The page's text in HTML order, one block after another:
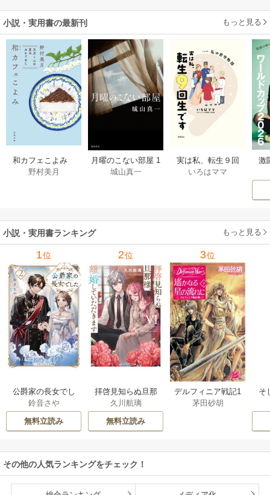
小説・実用書の最新刊 もっと見る
和カフェこよみ
五月くんの夏のお
野村美月
月曜のこない部屋 1
巻
城山真一
実は私、転生９回
生です マンガ
いろはママ
激
小説・実用書ランキング もっと見る
1位
公爵家の長女でし
た
鈴音さや
無料立読み
2位
拝啓見知らぬ旦那
様、離婚していた
だきます
久川航璃
無料立読み
3位
デルフィニア戦記1
茅田砂胡
そ
その他の人気ランキングをチェック！